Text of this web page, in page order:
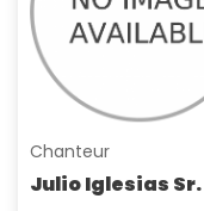
Chanteur
Julio Iglesias Sr.